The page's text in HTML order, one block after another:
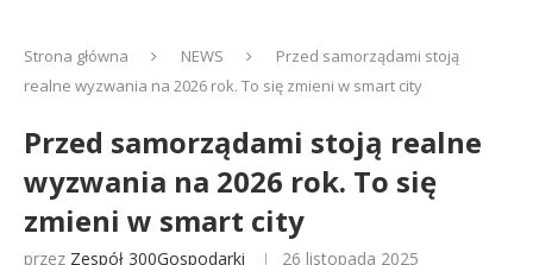
Strona główna NEWS
Przed samorządami stoją
realne wyzwania na 2026 rok. To się zmieni w smart city
Przed samorządami stoją realne
wyzwania na 2026 rok. To się
zmieni w smart city
przez Zespół 300Gospodarki 26 listopada 2025